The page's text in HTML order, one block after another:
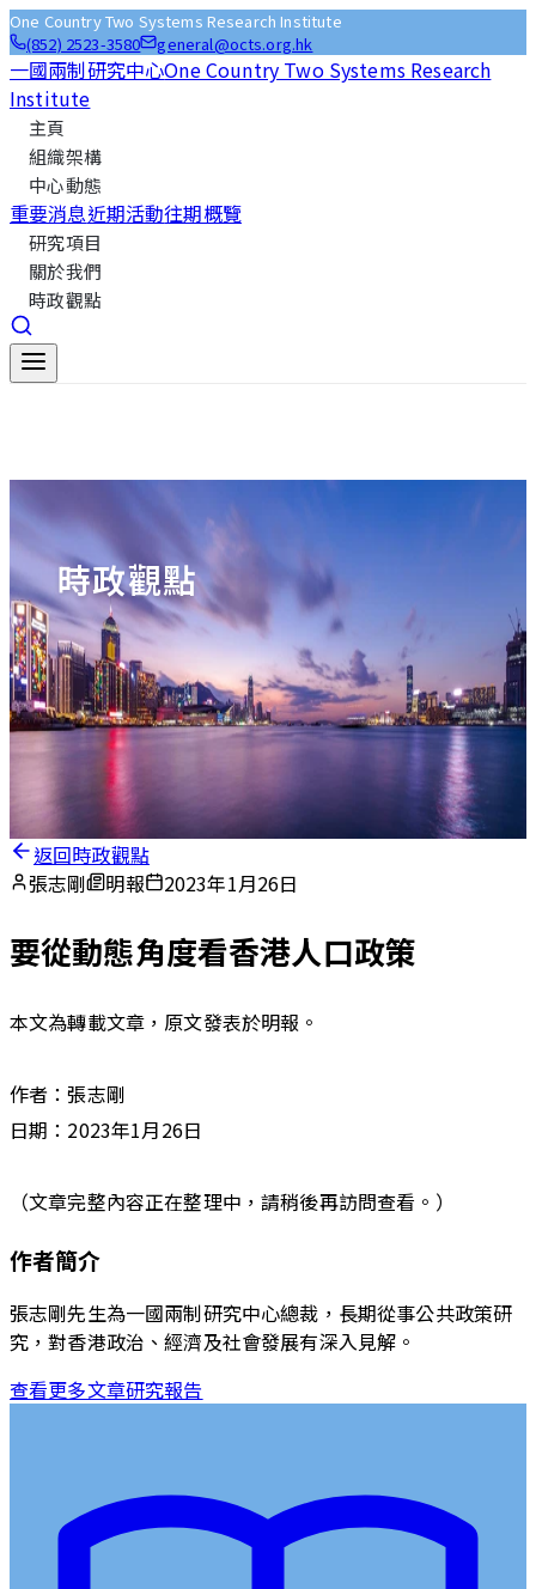
One Country Two Systems Research Institute
(852) 2523-3580
general@octs.org.hk
一國兩制研究中心One Country Two Systems Research
Institute
主頁
組織架構
中心動態
重要消息近期活動往期概覽
研究項目
關於我們
時政觀點
時政觀點
返回時政觀點
張志剛
明報 2023年1月26日
要從動態角度看香港人口政策
本文為轉載文章，原文發表於明報 。
作者：張志剛
日期： 2023年1月26日
（文章完整內容正在整理中，請稍後再訪問查看。）
作者簡介
張志剛先生為一國兩制研究中心總裁，長期從事公共政策研
究，對香港政治、經濟及社會發展有深入見解。
查看更多文章研究報告